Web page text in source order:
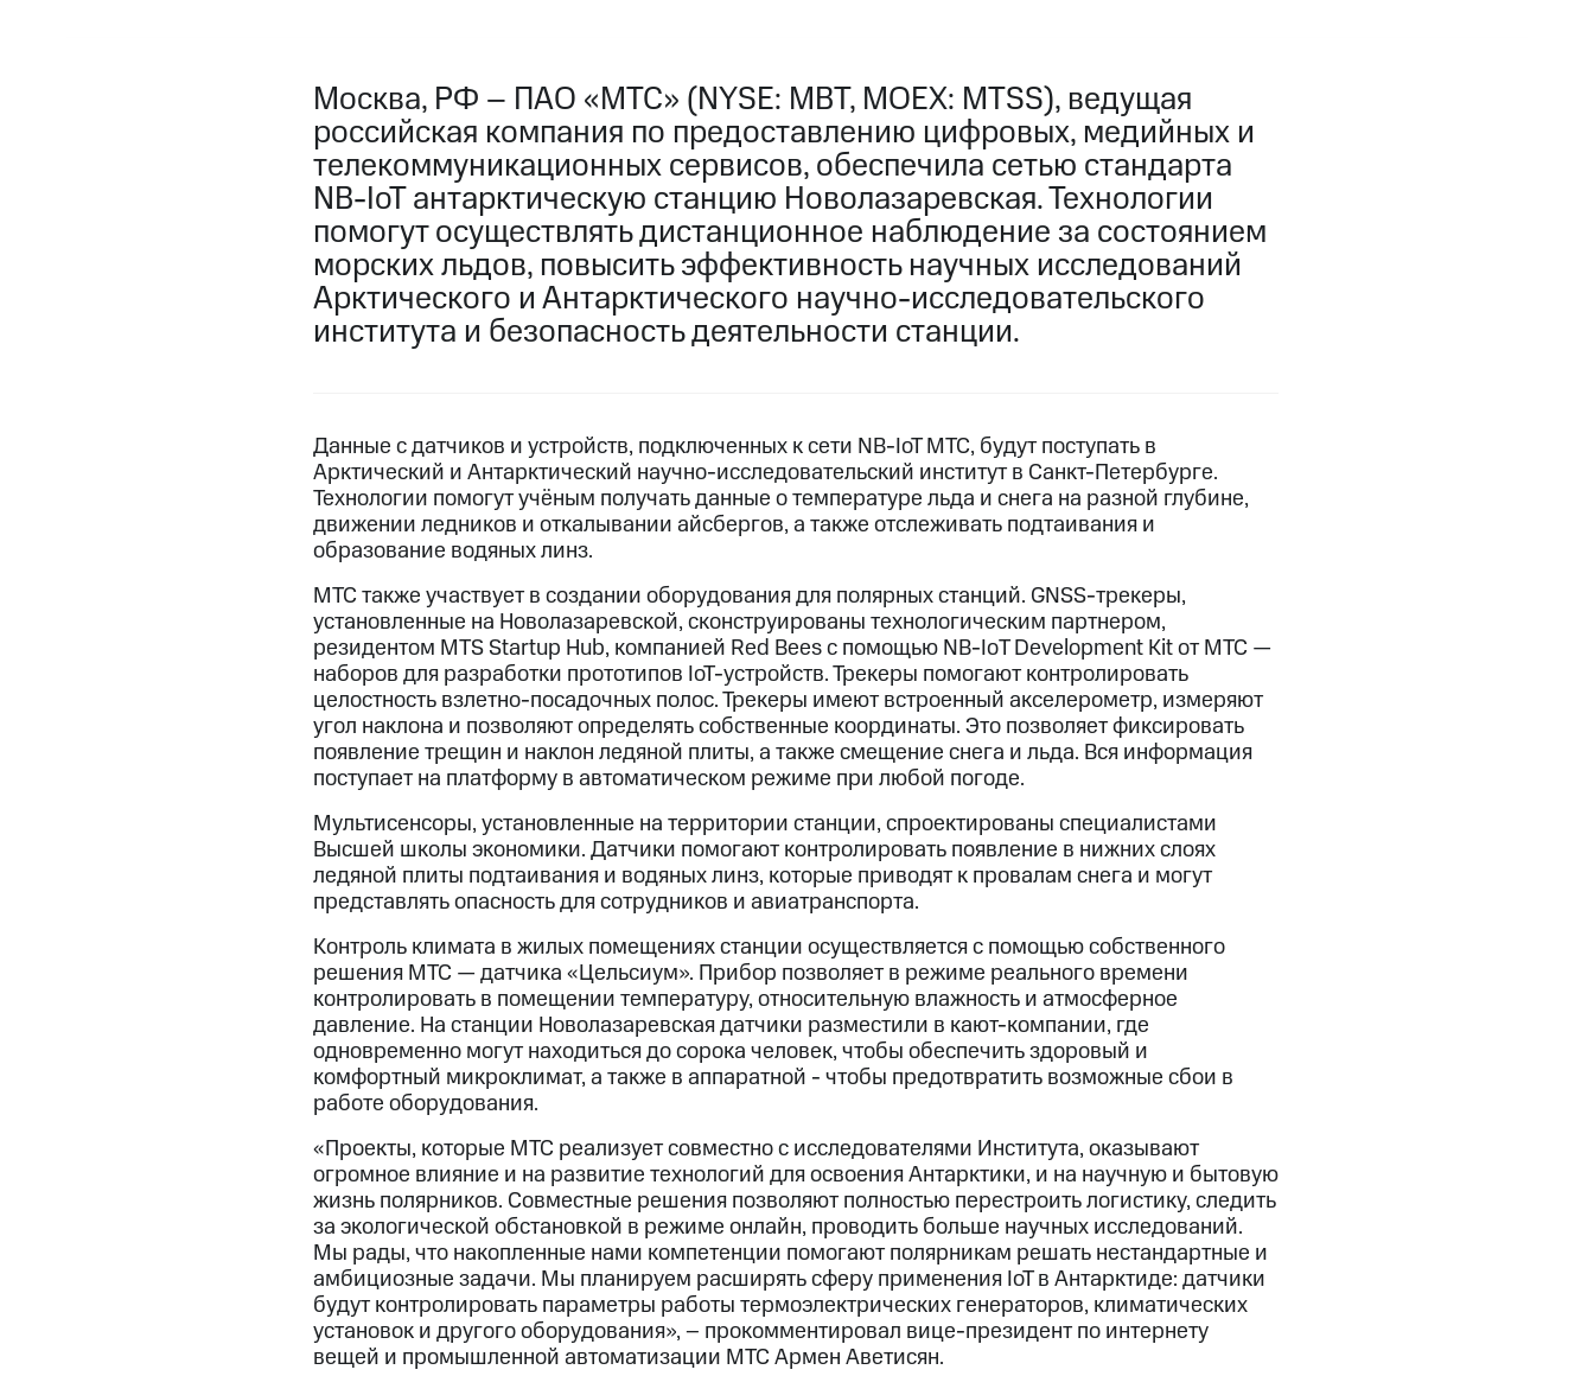
Москва, РФ – ПАО «МТС» (NYSE: MBT, MOEX: MTSS), ведущая
российская компания по предоставлению цифровых, медийных и
телекоммуникационных сервисов, обеспечила сетью стандарта
NB-IoT антарктическую станцию Новолазаревская. Технологии
помогут осуществлять дистанционное наблюдение за состоянием
морских льдов, повысить эффективность научных исследований
Арктического и Антарктического научно-исследовательского
института и безопасность деятельности станции.
Данные с датчиков и устройств, подключенных к сети NВ-IoT МТС, будут поступать в
Арктический и Антарктический научно-исследовательский институт в Санкт-Петербурге.
Технологии помогут учёным получать данные о температуре льда и снега на разной глубине,
движении ледников и откалывании айсбергов, а также отслеживать подтаивания и
образование водяных линз.
МТС также участвует в создании оборудования для полярных станций. GNSS-трекеры,
установленные на Новолазаревской, сконструированы технологическим партнером,
резидентом MTS Startup Hub, компанией Red Bees с помощью NB-IoТ Development Kit от МТС —
наборов для разработки прототипов IoT-устройств. Трекеры помогают контролировать
целостность взлетно-посадочных полос. Трекеры имеют встроенный акселерометр, измеряют
угол наклона и позволяют определять собственные координаты. Это позволяет фиксировать
появление трещин и наклон ледяной плиты, а также смещение снега и льда. Вся информация
поступает на платформу в автоматическом режиме при любой погоде.
Мультисенсоры, установленные на территории станции, спроектированы специалистами
Высшей школы экономики. Датчики помогают контролировать появление в нижних слоях
ледяной плиты подтаивания и водяных линз, которые приводят к провалам снега и могут
представлять опасность для сотрудников и авиатранспорта.
Контроль климата в жилых помещениях станции осуществляется с помощью собственного
решения МТС — датчика «Цельсиум». Прибор позволяет в режиме реального времени
контролировать в помещении температуру, относительную влажность и атмосферное
давление. На станции Новолазаревская датчики разместили в кают-компании, где
одновременно могут находиться до сорока человек, чтобы обеспечить здоровый и
комфортный микроклимат, а также в аппаратной - чтобы предотвратить возможные сбои в
работе оборудования.
«Проекты, которые МТС реализует совместно с исследователями Института, оказывают
огромное влияние и на развитие технологий для освоения Антарктики, и на научную и бытовую
жизнь полярников. Совместные решения позволяют полностью перестроить логистику, следить
за экологической обстановкой в режиме онлайн, проводить больше научных исследований.
Мы рады, что накопленные нами компетенции помогают полярникам решать нестандартные и
амбициозные задачи. Мы планируем расширять сферу применения IoT в Антарктиде: датчики
будут контролировать параметры работы термоэлектрических генераторов, климатических
установок и другого оборудования», – прокомментировал вице-президент по интернету
вещей и промышленной автоматизации МТС Армен Аветисян.